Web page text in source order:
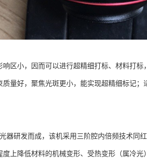
区小，因而可以进行超精细打标、材料打
量好，聚焦光斑更小，能实现超精细标记
研发而成，该机采用三阶腔内倍频技术同
上降低材料的机械变形、受热变形（属冷